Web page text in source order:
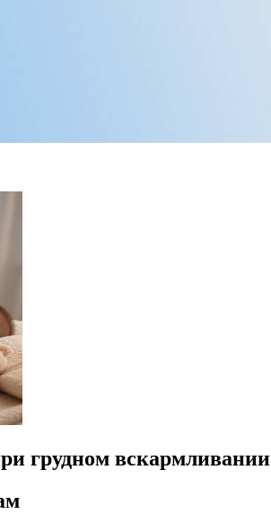
грудном вскармливании